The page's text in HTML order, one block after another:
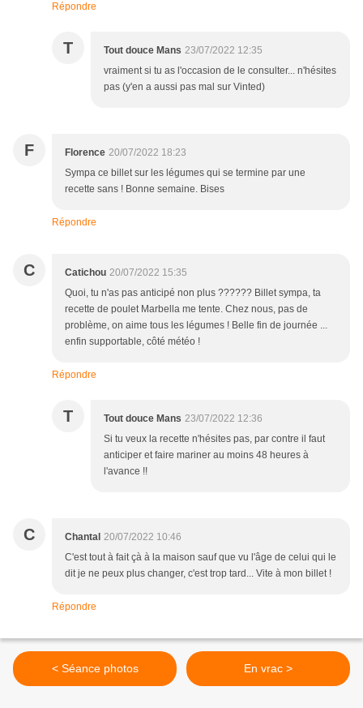
Répondre
T Tout douce Mans 23/07/2022 12:35
vraiment si tu as l'occasion de le consulter... n'hésites
pas (y'en a aussi pas mal sur Vinted)
F Florence 20/07/2022 18:23
Sympa ce billet sur les légumes qui se termine par une
recette sans ! Bonne semaine. Bises
Répondre
C Catichou 20/07/2022 15:35
Quoi, tu n'as pas anticipé non plus ?????? Billet sympa, ta
recette de poulet Marbella me tente. Chez nous, pas de
problème, on aime tous les légumes ! Belle fin de journée ...
enfin supportable, côté météo !
Répondre
T Tout douce Mans 23/07/2022 12:36
Si tu veux la recette n'hésites pas, par contre il faut
anticiper et faire mariner au moins 48 heures à
l'avance !!
C Chantal 20/07/2022 10:46
C'est tout à fait çà à la maison sauf que vu l'âge de celui qui le
dit je ne peux plus changer, c'est trop tard... Vite à mon billet !
Répondre
< Séance photos En vrac >